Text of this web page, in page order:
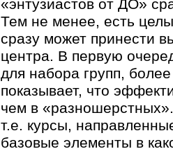
«энтузиастов от ДО»
Тем не менее, есть
сразу может принести
центра. В первую
для набора групп,
показывает, что
чем в
т.е. курсы,
базовые элементы в